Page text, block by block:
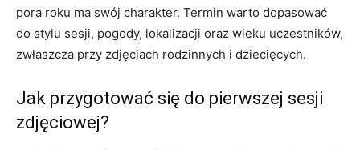
pora roku ma swój charakter. Termin warto dopasować
do stylu sesji, pogody, lokalizacji oraz wieku uczestników,
zwłaszcza przy zdjęciach rodzinnych i dziecięcych.
Jak przygotować się do pierwszej sesji
zdjęciowej?